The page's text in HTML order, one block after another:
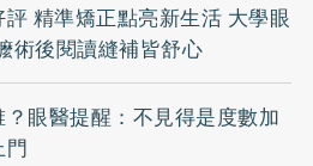
精準矯正點亮新生活 大學眼
術後閱讀縫補皆舒心
眼醫提醒：不見得是度數加
門